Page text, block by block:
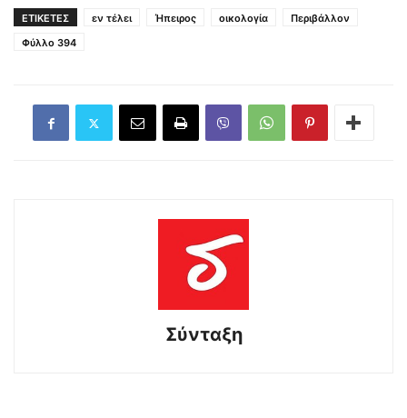
ΕΤΙΚΕΤΕΣ εν τέλει Ήπειρος οικολογία
Περιβάλλον
Φύλλο 394
Σύνταξη